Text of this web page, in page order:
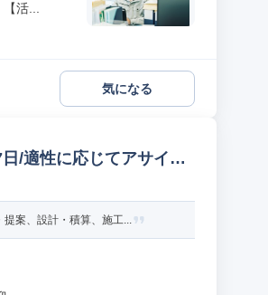
活...
気になる
/適性に応じてアサイン
案、設計・積算、施工...